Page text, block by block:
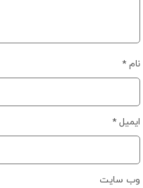
نام*
ایمیل*
وب‌ سایت